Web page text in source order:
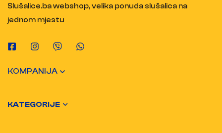
Slušalice.ba webshop, velika ponuda slušalica na
jednom mjestu
KOMPANIJA
KATEGORIJE